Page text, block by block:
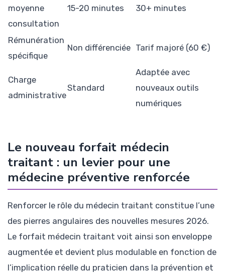
moyenne
consultation
15-20 minutes 30+ minutes
Rémunération
spécifique
Non différenciée Tarif majoré (60 €)
Charge
administrative
Standard
Adaptée avec
nouveaux outils
numériques
Le nouveau forfait médecin
traitant : un levier pour une
médecine préventive renforcée
Renforcer le rôle du médecin traitant constitue l’une
des pierres angulaires des nouvelles mesures 2026.
Le forfait médecin traitant voit ainsi son enveloppe
augmentée et devient plus modulable en fonction de
l’implication réelle du praticien dans la prévention et